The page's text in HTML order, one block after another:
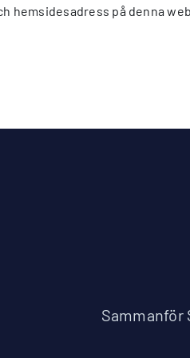
hemsidesadress på denna
Sammanför